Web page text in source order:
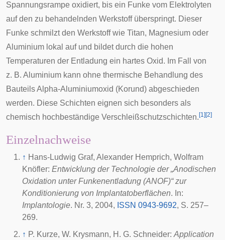
Spannungsrampe oxidiert, bis ein Funke vom Elektrolyten
auf den zu behandelnden Werkstoff überspringt. Dieser
Funke schmilzt den Werkstoff wie Titan, Magnesium oder
Aluminium lokal auf und bildet durch die hohen
Temperaturen der Entladung ein hartes Oxid. Im Fall von
z. B. Aluminium kann ohne thermische Behandlung des
Bauteils Alpha-Aluminiumoxid (Korund) abgeschieden
werden. Diese Schichten eignen sich besonders als
chemisch hochbeständige Verschleißschutzschichten. [1] [2]
Einzelnachweise
↑ Hans-Ludwig Graf, Alexander Hemprich, Wolfram
Knöfler: Entwicklung der Technologie der „Anodischen
Oxidation unter Funkenentladung (ANOF)“ zur
Konditionierung von Implantatoberflächen. In:
Implantologie. Nr. 3, 2004, ISSN 0943-9692, S. 257–
269.
↑ P. Kurze, W. Krysmann, H. G. Schneider: Application